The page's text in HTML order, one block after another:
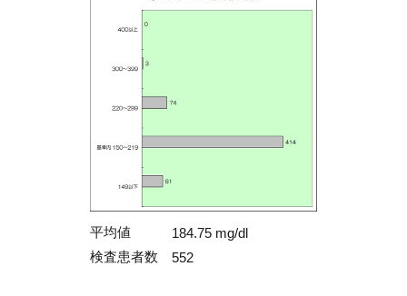
平均値
184.75 mg/dl
検査患者数
552